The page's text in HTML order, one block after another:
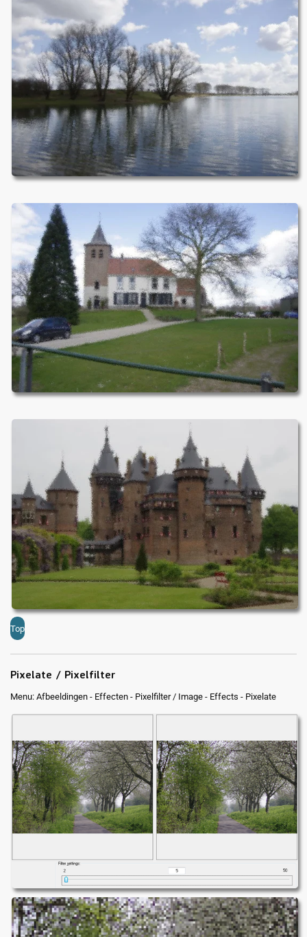
Top
Pixelate / Pixelfilter
Menu: Afbeeldingen - Effecten - Pixelfilter / Image - Effects - Pixelate